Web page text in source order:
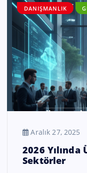
DANIŞMANLIK
Aralık 27, 2025
2026
Sektörler